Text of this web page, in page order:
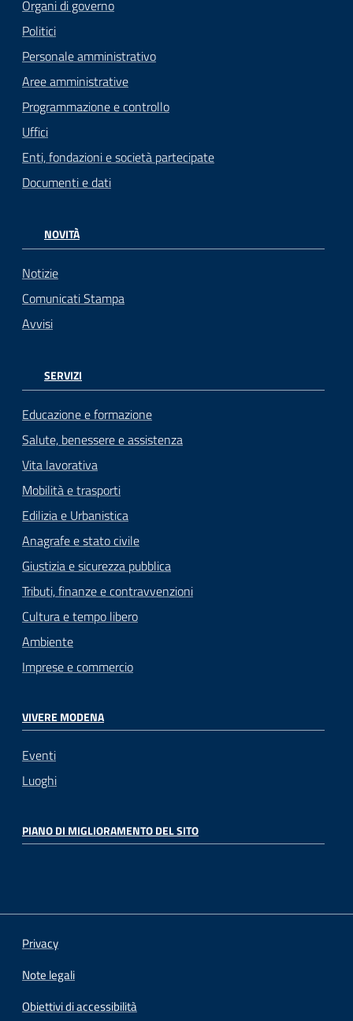
Organi di governo
Politici
Personale amministrativo
Aree amministrative
Programmazione e controllo
Uffici
Enti, fondazioni e società partecipate
Documenti e dati
NOVITÀ
Notizie
Comunicati Stampa
Avvisi
SERVIZI
Educazione e formazione
Salute, benessere e assistenza
Vita lavorativa
Mobilità e trasporti
Edilizia e Urbanistica
Anagrafe e stato civile
Giustizia e sicurezza pubblica
Tributi, finanze e contravvenzioni
Cultura e tempo libero
Ambiente
Imprese e commercio
VIVERE MODENA
Eventi
Luoghi
PIANO DI MIGLIORAMENTO DEL SITO
Privacy
Note legali
Obiettivi di accessibilità